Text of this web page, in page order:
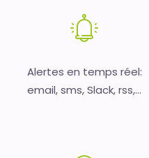
Alertes en temps réel:
email, sms, Slack, rss,...